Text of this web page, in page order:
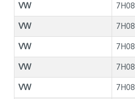
VW
VW
VW
VW
VW